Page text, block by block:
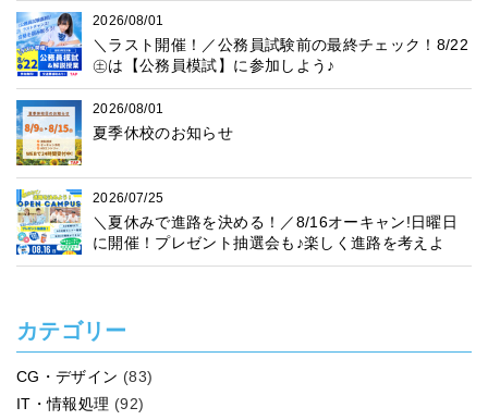
2026/08/01
＼ラスト開催！／公務員試験前の最終チェック！8/22
㊏は【公務員模試】に参加しよう♪
2026/08/01
夏季休校のお知らせ
2026/07/25
＼夏休みで進路を決める！／8/16オーキャン!日曜日
に開催！プレゼント抽選会も♪楽しく進路を考えよ
う！
カテゴリー
CG・デザイン (83)
IT・情報処理 (92)